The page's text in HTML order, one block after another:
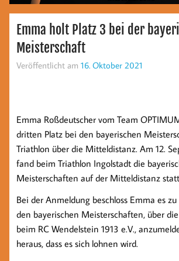
Emma holt Platz 3 bei der
Meisterschaft
Veröffentlicht am 16. Oktober 2021
Emma Roßdeutscher vom Team
dritten Platz bei den bayerischen
Triathlon über die Mitteldistanz. Am 12.
fand beim Triathlon Ingolstadt die
Meisterschaften auf der Mitteldistanz
Bei der Anmeldung beschloss Emma es
den bayerischen Meisterschaften, über
beim RC Wendelstein 1913 e.V.,
heraus, dass es sich lohnen wird.